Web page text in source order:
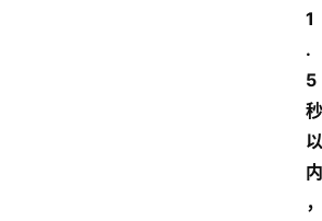
1
.
5
秒
以
内
，